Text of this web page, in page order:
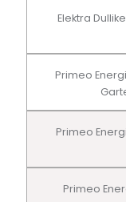
Elektra
Primeo
Primeo
Primeo